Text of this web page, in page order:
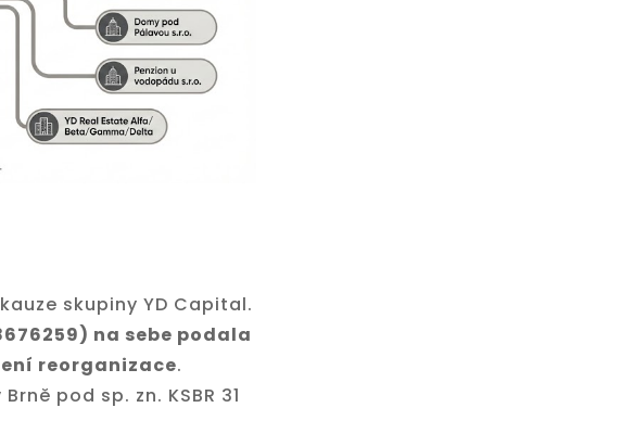
skupiny YD Capital.
na sebe podala
reorganizace.
pod sp. zn. KSBR 31